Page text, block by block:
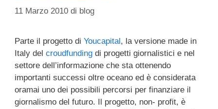
11 Marzo 2010 di blog
Parte il progetto di Youcapital, la versione made in
Italy del croudfunding di progetti giornalistici e nel
settore dell’informazione che sta ottenendo
importanti successi oltre oceano ed è considerata
oramai uno dei possibili percorsi per finanziare il
giornalismo del futuro. Il progetto, non- profit, è